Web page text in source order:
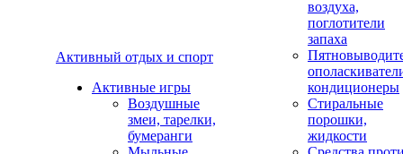
Активный отдых и спорт
Активные игры
Воздушные
змеи, тарелки,
бумеранги
воздуха,
поглотители
запаха
кондиционеры
Стиральные
порошки,
жидкости